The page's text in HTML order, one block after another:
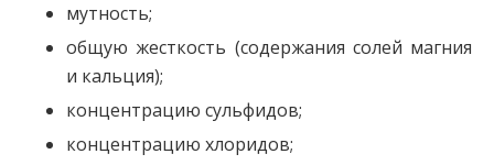
мутность;
общую жесткость (содержания солей магния
и кальция);
концентрацию сульфидов;
концентрацию хлоридов;